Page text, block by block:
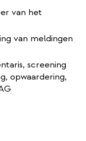
van het
van meldingen
screening
opwaardering,